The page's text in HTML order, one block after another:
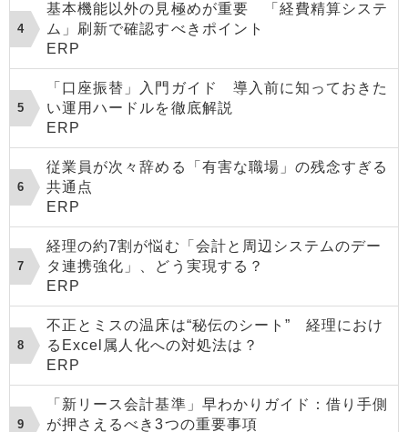
基本機能以外の見極めが重要 「経費精算システ
ム」刷新で確認すべきポイント
ERP
「口座振替」入門ガイド 導入前に知っておきた
い運用ハードルを徹底解説
ERP
従業員が次々辞める「有害な職場」の残念すぎる
共通点
ERP
経理の約7割が悩む「会計と周辺システムのデー
タ連携強化」、どう実現する？
ERP
不正とミスの温床は“秘伝のシート” 経理におけ
るExcel属人化への対処法は？
ERP
「新リース会計基準」早わかりガイド：借り手側
が押さえるべき3つの重要事項